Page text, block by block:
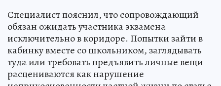
Специалист пояснил, что сопровождающий
обязан ожидать участника экзамена
исключительно в коридоре. Попытки зайти в
кабинку вместе со школьником, заглядывать
туда или требовать предъявить личные вещи
расцениваются как нарушение